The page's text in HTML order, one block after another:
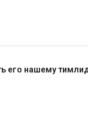
нашему